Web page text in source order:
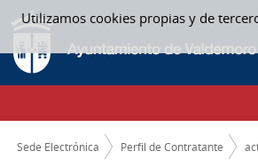
Utilizamos cookies propias y de
Saltar al contenido
ACTAS MESAS CONTRATACION
CAMINO DE MIGAS
Sede Electrónica Perfil de Contratante